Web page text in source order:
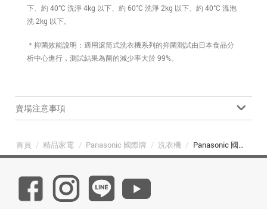
下、約 40°C 洗淨 4kg 以下、約 60°C 洗淨 2kg 以下、約 40°C 溫泡
洗 2kg 以下。
＊抑菌效能說明：適用滾筒式洗衣機系列的抑菌測試由日本食品分
析中心進行，測試結果為菌的減少率大於 99%。
賣場注意事項
首頁 / 精品家電 / Panasonic 國際牌 / 洗衣機 / Panasonic 國際牌 NA-V170SW-W 17kg 高效抑菌變頻溫水滾筒洗衣機 冰鑽白